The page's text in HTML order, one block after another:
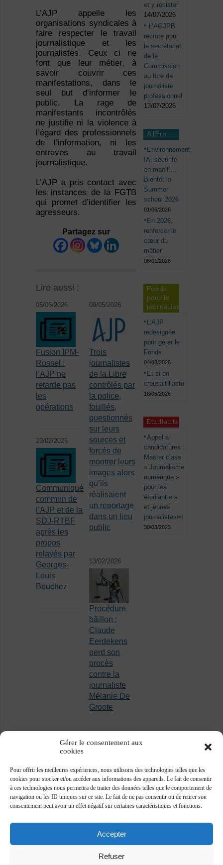
Gérer le consentement aux
cookies
Pour offrir les meilleures expériences, nous utilisons des technologies telles que les
cookies pour stocker et/ou accéder aux informations des appareils. Le fait de consentir
à ces technologies nous permettra de traiter des données telles que le comportement de
navigation ou les ID uniques sur ce site. Le fait de ne pas consentir ou de retirer son
consentement peut avoir un effet négatif sur certaines caractéristiques et fonctions.
Accepter
Refuser
L’AJP appelle les
organisations syndicales à
faire respecter le travail
journalistique et les
journalistes. Ceux ci ne
font que leur métier, à
savoir couvrir ces
manifestations, dans le
seul but d’informer le
public. La rage de
manifestants incontrôlés
ne justifie ni la violence à
l’égard des professionnels
de l’information, ni les
entraves au travail
journalistique.
L’AJP a pris contact avec
les instances de la FGTB
qui promet d’identifier les
agresseurs.
Partagez sur
Lire aussi :
05/06/2026
Fusion IPM-
Rossel :
l’AJP ne
retarde pas
les
opérations
09/05/2026
Trois
journalistes
de la Libre
contrôlés par
la police,
fouillés,
questionnés
sur leurs
sources et
forcés de
montrer leurs
images alors
qu’ils
réalisaient
un reportage
dans un lieu
public
23/02/2026
Communiqué
commun de
l’AJP et de la
SDJ-RTBF
après les
propos
relayés par
Georges-
Louis
Bouchez
13/02/2026
Procédure
bâillon :
Claude
Eerdekens
perd son
procès
contre la
journaliste
Mélanie De
Groote
et y résister
14/07/2026
L’AGJPB
recrute pour
le secrétariat
de la
Commission
au titre de
journaliste
professionnel
13/07/2026
AJPro
Environnement,
IA, sécurité
en manif’…
Bientôt la
Summer
school 2026
01/06/2026
En 2026,
renforcer le
cœur du
métier
06/01/2026
Fonds
pour le
journalisme
L’AJP
redésignée
pour gérer le
Fonds
04/08/2026
Et si on
creusait l’actu
18/05/2026
Étudiants
Appel à
candidatures :
Master class
« Journalisme
numérique »
pour les
étudiant·e·s
et jeunes
journalistes￼
30/03/2023